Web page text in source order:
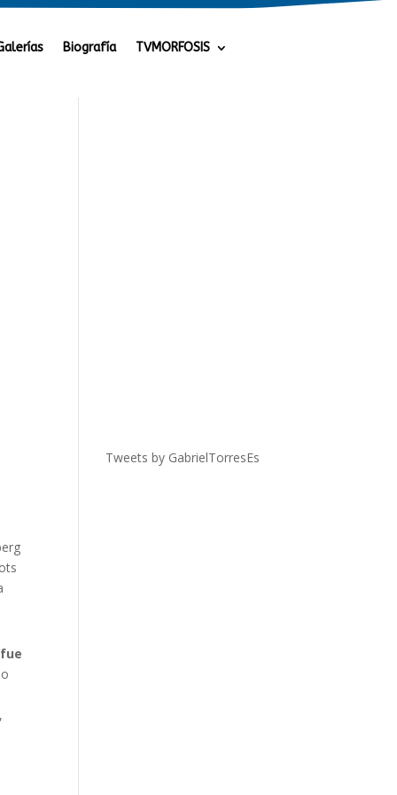
Biografía TVMORFOSIS
Tweets by GabrielTorresEs